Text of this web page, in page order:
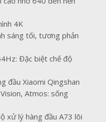
4K
sáng tối, tương phản
Đặc biệt chế độ
đầu Xiaomi Qingshan
Atmos: sống
xử lý hàng đầu A73 lõi